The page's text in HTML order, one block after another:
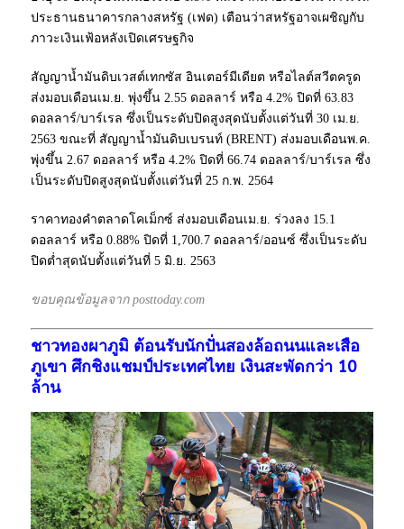
ประธานธนาคารกลางสหรัฐ (เฟด) เตือนว่าสหรัฐอาจเผชิญกับ
ภาวะเงินเฟ้อหลังเปิดเศรษฐกิจ
สัญญาน้ำมันดิบเวสต์เทกซัส อินเตอร์มีเดียต หรือไลต์สวีตครูด
ส่งมอบเดือนเม.ย. พุ่งขึ้น 2.55 ดอลลาร์ หรือ 4.2% ปิดที่ 63.83
ดอลลาร์/บาร์เรล ซึ่งเป็นระดับปิดสูงสุดนับตั้งแต่วันที่ 30 เม.ย.
2563 ขณะที่ สัญญาน้ำมันดิบเบรนท์ (BRENT) ส่งมอบเดือนพ.ค.
พุ่งขึ้น 2.67 ดอลลาร์ หรือ 4.2% ปิดที่ 66.74 ดอลลาร์/บาร์เรล ซึ่ง
เป็นระดับปิดสูงสุดนับตั้งแต่วันที่ 25 ก.พ. 2564
ราคาทองคำตลาดโคเม็กซ์ ส่งมอบเดือนเม.ย. ร่วงลง 15.1
ดอลลาร์ หรือ 0.88% ปิดที่ 1,700.7 ดอลลาร์/ออนซ์ ซึ่งเป็นระดับ
ปิดต่ำสุดนับตั้งแต่วันที่ 5 มิ.ย. 2563
ขอบคุณข้อมูลจาก posttoday.com
ชาวทองผาภูมิ ต้อนรับนักปั่นสองล้อถนนและเสือ
ภูเขา ศึกชิงแชมป์ประเทศไทย เงินสะพัดกว่า 10
ล้าน